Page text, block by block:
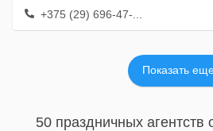
+375 (29) 696-47-...
Показать
50 праздничных агентств